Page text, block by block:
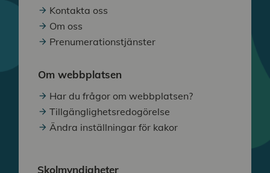
Kontakta oss
Om oss
Prenumerationstjänster
Om webbplatsen
Har du frågor om webbplatsen?
Tillgänglighetsredogörelse
Ändra inställningar för kakor
Skolmyndigheter